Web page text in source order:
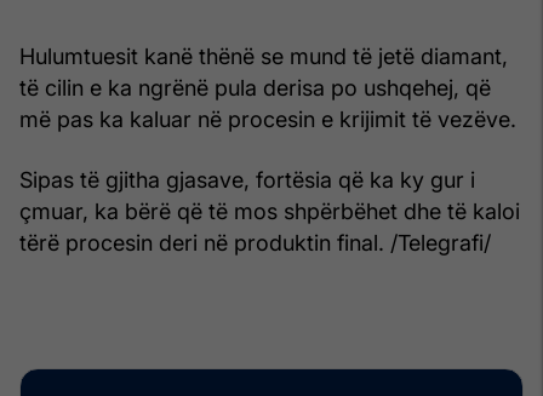
Hulumtuesit kanë thënë se mund të jetë diamant,
të cilin e ka ngrënë pula derisa po ushqehej, që
më pas ka kaluar në procesin e krijimit të vezëve.
Sipas të gjitha gjasave, fortësia që ka ky gur i
çmuar, ka bërë që të mos shpërbëhet dhe të kaloi
tërë procesin deri në produktin final. /Telegrafi/